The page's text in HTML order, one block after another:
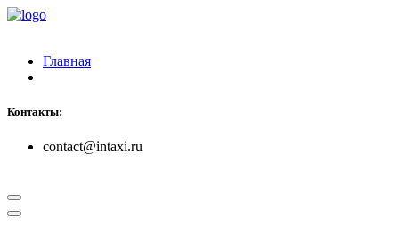
Главная
Контакты:
contact@intaxi.ru